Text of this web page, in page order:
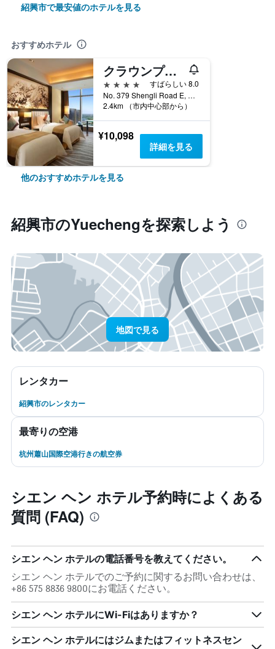
紹興市で最安値のホテルを見る
おすすめホテル
クラウンプラザ シャオシン バイ IHG
4つ星
すばらしい 8.0
No. 379 Shengli Road E, 紹興市, 中国
2.4km （市内中心部から）
¥10,098
詳細を見る
他のおすすめホテルを見る
紹興市​のYuecheng​を探索しよう
地図で見る
レンタカー
紹興市のレンタカー
最寄りの空港
杭州蕭山国際空港行きの航空券
シエン ヘン ホテル予約時によくある
質問 (FAQ)
シエン ヘン ホテルの電話番号を教えてください。
シエン ヘン ホテルでのご予約に関するお問い合わせは、
+86 575 8836 9800にお電話ください。
シエン ヘン ホテルにWi-Fiはありますか？
シエン ヘン ホテルにはジムまたはフィットネスセン